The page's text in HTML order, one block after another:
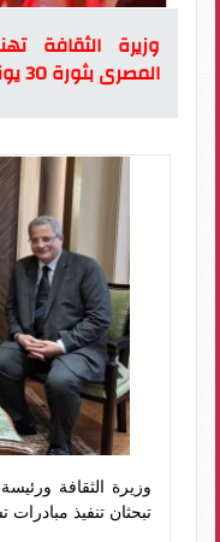
وزيرة الثقافة
المصرى بثورة 30 يونيو
وزيرة الثقافة
تبحثان تنفيذ